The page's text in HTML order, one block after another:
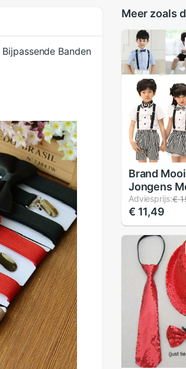
Banden
Meer zoals
Brand
Jongens
On Bretel
Elastische
Kleuren
Adviesprijs:€
€ 11,49